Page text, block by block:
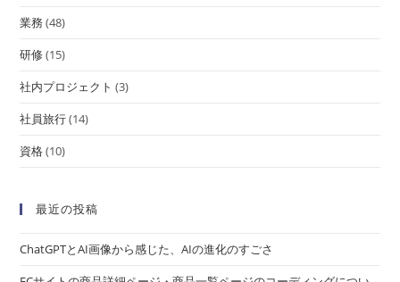
業務(48)
研修(15)
社内プロジェクト (3)
社員旅行(14)
資格(10)
最近の投稿
ChatGPTとAI画像から感じた、AIの進化のすごさ